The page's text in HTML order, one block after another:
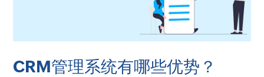
CRM管理系统有哪些优势？